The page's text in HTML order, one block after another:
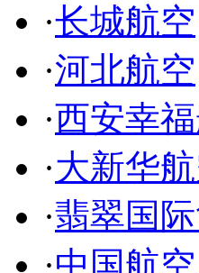
·长城航空
·河北航空
·西安幸
·大新华
·翡翠国
·中国航空